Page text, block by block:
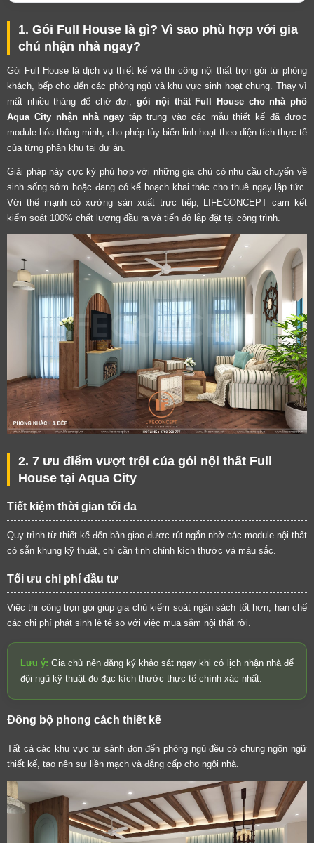
1. Gói Full House là gì? Vì sao phù hợp với gia
chủ nhận nhà ngay?
Gói Full House là dịch vụ thiết kế và thi công nội thất trọn gói từ phòng
khách, bếp cho đến các phòng ngủ và khu vực sinh hoạt chung. Thay vì
mất nhiều tháng để chờ đợi,gói nội thất Full House cho nhà phố
Aqua City nhận nhà ngay tập trung vào các mẫu thiết kế đã được
module hóa thông minh, cho phép tùy biến linh hoạt theo diện tích thực tế
của từng phân khu tại dự án.
Giải pháp này cực kỳ phù hợp với những gia chủ có nhu cầu chuyển về
sinh sống sớm hoặc đang có kế hoạch khai thác cho thuê ngay lập tức.
Với thế mạnh có xưởng sản xuất trực tiếp, LIFECONCEPT cam kết
kiểm soát 100% chất lượng đầu ra và tiến độ lắp đặt tại công trình.
2. 7 ưu điểm vượt trội của gói nội thất Full
House tại Aqua City
Tiết kiệm thời gian tối đa
Quy trình từ thiết kế đến bàn giao được rút ngắn nhờ các module nội thất
có sẵn khung kỹ thuật, chỉ cần tinh chỉnh kích thước và màu sắc.
Tối ưu chi phí đầu tư
Việc thi công trọn gói giúp gia chủ kiểm soát ngân sách tốt hơn, hạn chế
các chi phí phát sinh lẻ tẻ so với việc mua sắm nội thất rời.
Lưu ý: Gia chủ nên đăng ký khảo sát ngay khi có lịch nhận nhà để
đội ngũ kỹ thuật đo đạc kích thước thực tế chính xác nhất.
Đồng bộ phong cách thiết kế
Tất cả các khu vực từ sảnh đón đến phòng ngủ đều có chung ngôn ngữ
thiết kế, tạo nên sự liền mạch và đẳng cấp cho ngôi nhà.